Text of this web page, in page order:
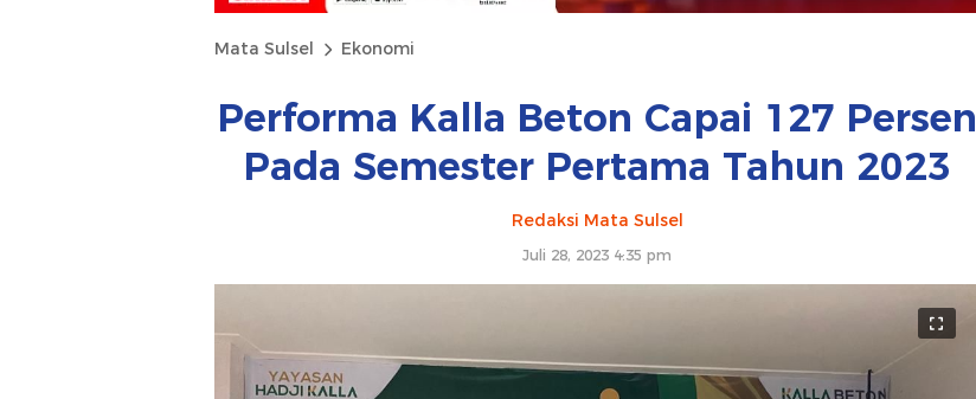
Mata Sulsel Ekonomi
Performa Kalla Beton Capai 127 Persen
Pada Semester Pertama Tahun 2023
Redaksi Mata Sulsel
Juli 28, 2023 4:35 pm